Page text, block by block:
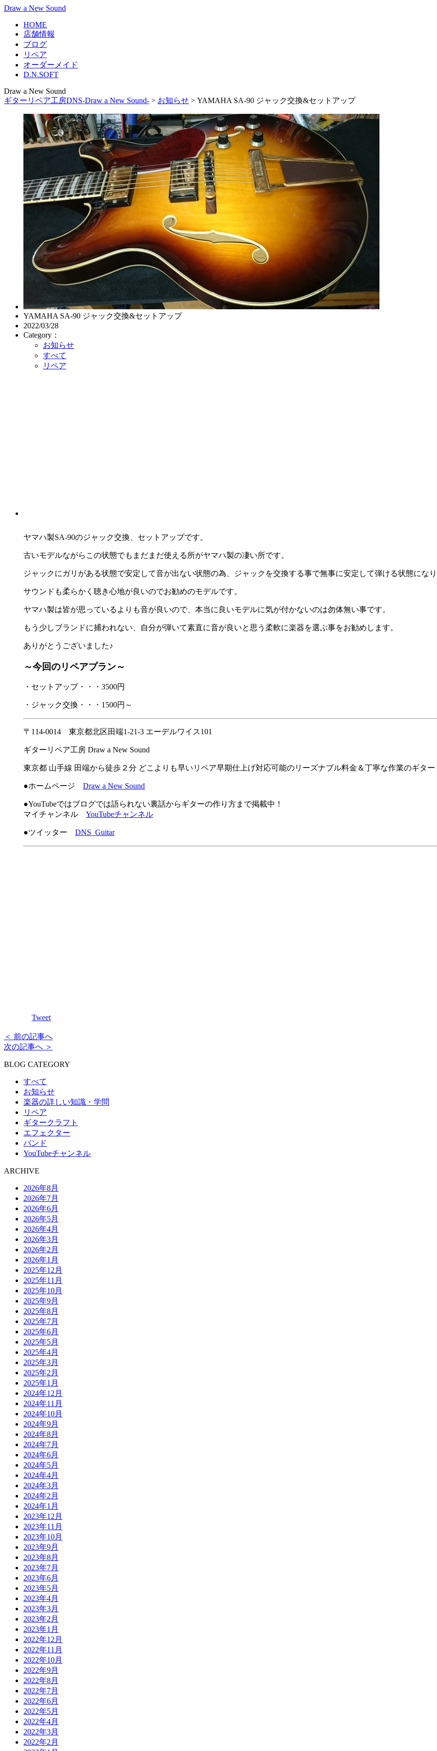
Draw a New Sound
HOME
店舗情報
ブログ
リペア
オーダーメイド
D.N.SOFT
Draw a New Sound
ギターリペア工房DNS-Draw a New Sound- > お知らせ > YAMAHA SA-90 ジャック交換&セットアップ
YAMAHA SA-90 ジャック交換&セットアップ
2022/03/28
Category：
お知らせ
すべて
リペア
ヤマハ製SA-90のジャック交換、セットアップです。
古いモデルながらこの状態でもまだまだ使える所がヤマハ製の凄い所です。
ジャックにガリがある状態で安定して音が出ない状態の為、ジャックを交換する事で無事に安定して弾ける状態にな
サウンドも柔らかく聴き心地が良いのでお勧めのモデルです。
ヤマハ製は皆が思っているよりも音が良いので、本当に良いモデルに気が付かないのは勿体無い事です。
もう少しブランドに捕われない、自分が弾いて素直に音が良いと思う柔軟に楽器を選ぶ事をお勧めします。
ありがとうございました♪
～今回のリペアプラン～
・セットアップ・・・3500円
・ジャック交換・・・1500円～
〒114-0014 東京都北区田端1-21-3 エーデルワイス101
ギターリペア工房 Draw a New Sound
東京都 山手線 田端から徒歩２分 どこよりも早いリペア早期仕上げ対応可能のリーズナブル料金＆丁寧な作業のギタ
●ホームページ Draw a New Sound
●YouTubeではブログでは語られない裏話からギターの作り方まで掲載中！
マイチャンネル YouTubeチャンネル
●ツイッター DNS_Guitar
Tweet
＜ 前の記事へ
次の記事へ ＞
BLOG CATEGORY
すべて
お知らせ
楽器の詳しい知識・学問
リペア
ギタークラフト
エフェクター
バンド
YouTubeチャンネル
ARCHIVE
2026年8月
2026年7月
2026年6月
2026年5月
2026年4月
2026年3月
2026年2月
2026年1月
2025年12月
2025年11月
2025年10月
2025年9月
2025年8月
2025年7月
2025年6月
2025年5月
2025年4月
2025年3月
2025年2月
2025年1月
2024年12月
2024年11月
2024年10月
2024年9月
2024年8月
2024年7月
2024年6月
2024年5月
2024年4月
2024年3月
2024年2月
2024年1月
2023年12月
2023年11月
2023年10月
2023年9月
2023年8月
2023年7月
2023年6月
2023年5月
2023年4月
2023年3月
2023年2月
2023年1月
2022年12月
2022年11月
2022年10月
2022年9月
2022年8月
2022年7月
2022年6月
2022年5月
2022年4月
2022年3月
2022年2月